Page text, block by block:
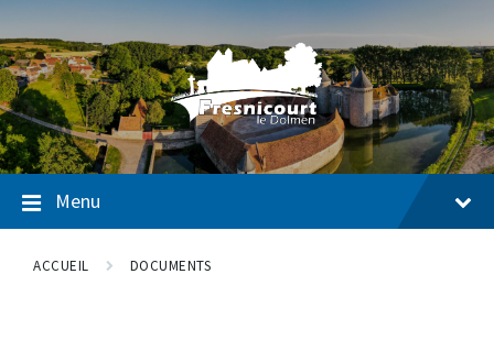
Passer
contenu
Passer
la
navigation
Passer
pied
de
page
Menu
ACCUEIL DOCUMENTS